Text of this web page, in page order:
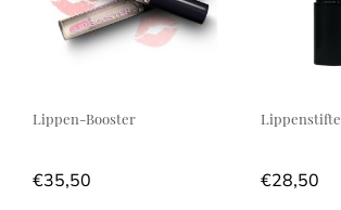
Lippen-Booster
€35,50
Lippenstifte
€28,50